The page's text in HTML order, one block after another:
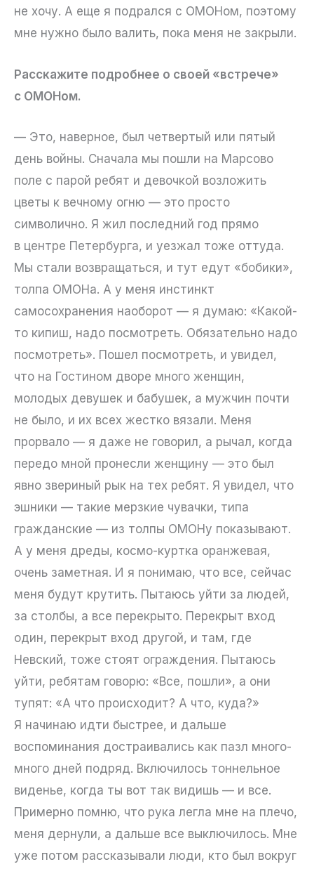
не хочу. А еще я подрался с ОМОНом, поэтому
мне нужно было валить, пока меня не закрыли.
Расскажите подробнее о своей «встрече»
с ОМОНом.
— Это, наверное, был четвертый или пятый
день войны. Сначала мы пошли на Марсово
поле с парой ребят и девочкой возложить
цветы к вечному огню — это просто
символично. Я жил последний год прямо
в центре Петербурга, и уезжал тоже оттуда.
Мы стали возвращаться, и тут едут «бобики»,
толпа ОМОНа. А у меня инстинкт
самосохранения наоборот — я думаю: «Какой-
то кипиш, надо посмотреть. Обязательно надо
посмотреть». Пошел посмотреть, и увидел,
что на Гостином дворе много женщин,
молодых девушек и бабушек, а мужчин почти
не было, и их всех жестко вязали. Меня
прорвало — я даже не говорил, а рычал, когда
передо мной пронесли женщину — это был
явно звериный рык на тех ребят. Я увидел, что
эшники — такие мерзкие чувачки, типа
гражданские — из толпы ОМОНу показывают.
А у меня дреды, космо-куртка оранжевая,
очень заметная. И я понимаю, что все, сейчас
меня будут крутить. Пытаюсь уйти за людей,
за столбы, а все перекрыто. Перекрыт вход
один, перекрыт вход другой, и там, где
Невский, тоже стоят ограждения. Пытаюсь
уйти, ребятам говорю: «Все, пошли», а они
тупят: «А что происходит? А что, куда?»
Я начинаю идти быстрее, и дальше
воспоминания достраивались как пазл много-
много дней подряд. Включилось тоннельное
виденье, когда ты вот так видишь — и все.
Примерно помню, что рука легла мне на плечо,
меня дернули, а дальше все выключилось. Мне
уже потом рассказывали люди, кто был вокруг